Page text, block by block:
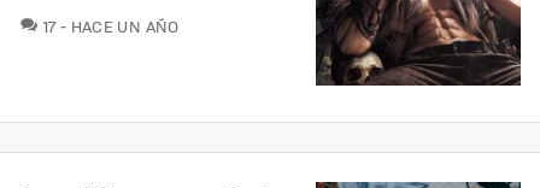
17COMENTARIOS
HACE UN AÑO